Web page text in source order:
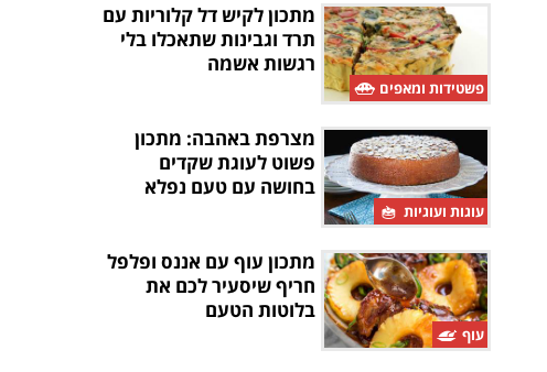
פשטידות ומאפים
מתכון לקיש דל קלוריות עם
תרד וגבינות שתאכלו בלי
רגשות אשמה
עוגות ועוגיות
מצרפת באהבה: מתכון
פשוט לעוגת שקדים
בחושה עם טעם נפלא
עוף
מתכון עוף עם אננס ופלפל
חריף שיסעיר לכם את
בלוטות הטעם